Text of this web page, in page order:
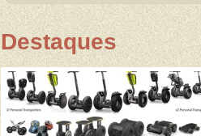
Destaques